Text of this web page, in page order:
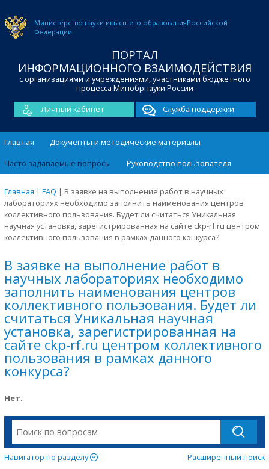
Министерство науки ивысшего образованияРоссийской
Федерации
ПОРТАЛ
ИНФОРМАЦИОННОГО ВЗАИМОДЕЙСТВИЯ
с организациями и учреждениями, участниками бюджетного
процесса Минобрнауки России
Личный кабинет
Служба поддержки
Главная
Документы и методические материалы
Часто задаваемые вопросы
Руководство пользователя
Главная | FAQ | В заявке на выполнение работ в научных
лабораториях необходимо заполнить наименования центров
коллективного пользования. Будет ли считаться Уникальная
научная установка, зарегистрированная на сайте ckp-rf.ru центром
коллективного пользования в рамках данного конкурса?
В заявке на выполнение работ в
научных лабораториях необходимо
заполнить наименования центров
коллективного пользования. Будет ли
считаться Уникальная научная
установка, зарегистрированная на
сайте ckp-rf.ru центром коллективного
пользования в рамках данного
конкурса?
Нет.
Навигатор по разделу Расширенный поиск